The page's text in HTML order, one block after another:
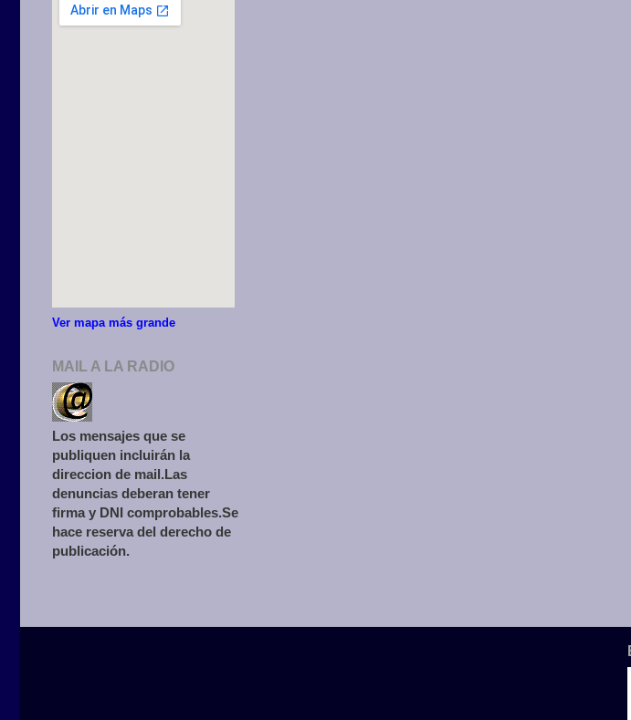
Ver mapa más grande
MAIL A LA RADIO
Los mensajes que se
publiquen incluirán la
direccion de mail.Las
denuncias deberan tener
firma y DNI comprobables.Se
hace reserva del derecho de
publicación.